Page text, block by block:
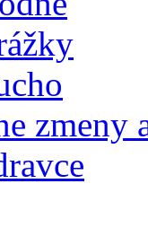
zmeny